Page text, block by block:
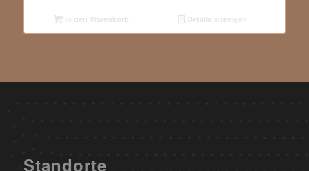
In den Warenkorb Details anzeigen
Standorte